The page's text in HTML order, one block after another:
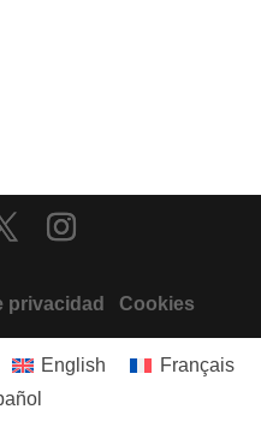
privacidad Cookies
English
Français